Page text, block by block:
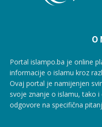
O
Portal islampo.ba je online
informacije o islamu kroz
Ovaj portal je namijenjen
svoje znanje o islamu, tako
odgovore na specifična